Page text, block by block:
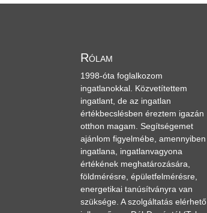
Rólam
1998-óta foglalkozom
ingatlanokkal. Közvetítettem
ingatlant, de az ingatlan
értékbecslésben éreztem igazán
otthon magam. Segítségemet
ajánlom figyelmébe, amennyiben
ingatlana, ingatlanvagyona
értékének meghatározására,
földmérésre, épületfelmérésre,
energetikai tanúsítványra van
szüksége. A szolgáltatás elérhető